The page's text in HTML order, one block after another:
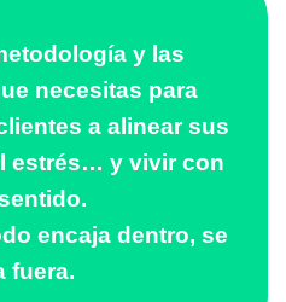
y las
necesitas para
a alinear sus
estrés… y vivir con
encaja dentro, se
fuera.